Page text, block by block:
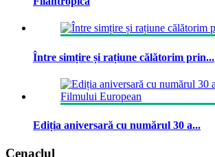
Între simțire și rațiune călătorim prin...
Ediția aniversară cu numărul 30 a...
Cenaclul